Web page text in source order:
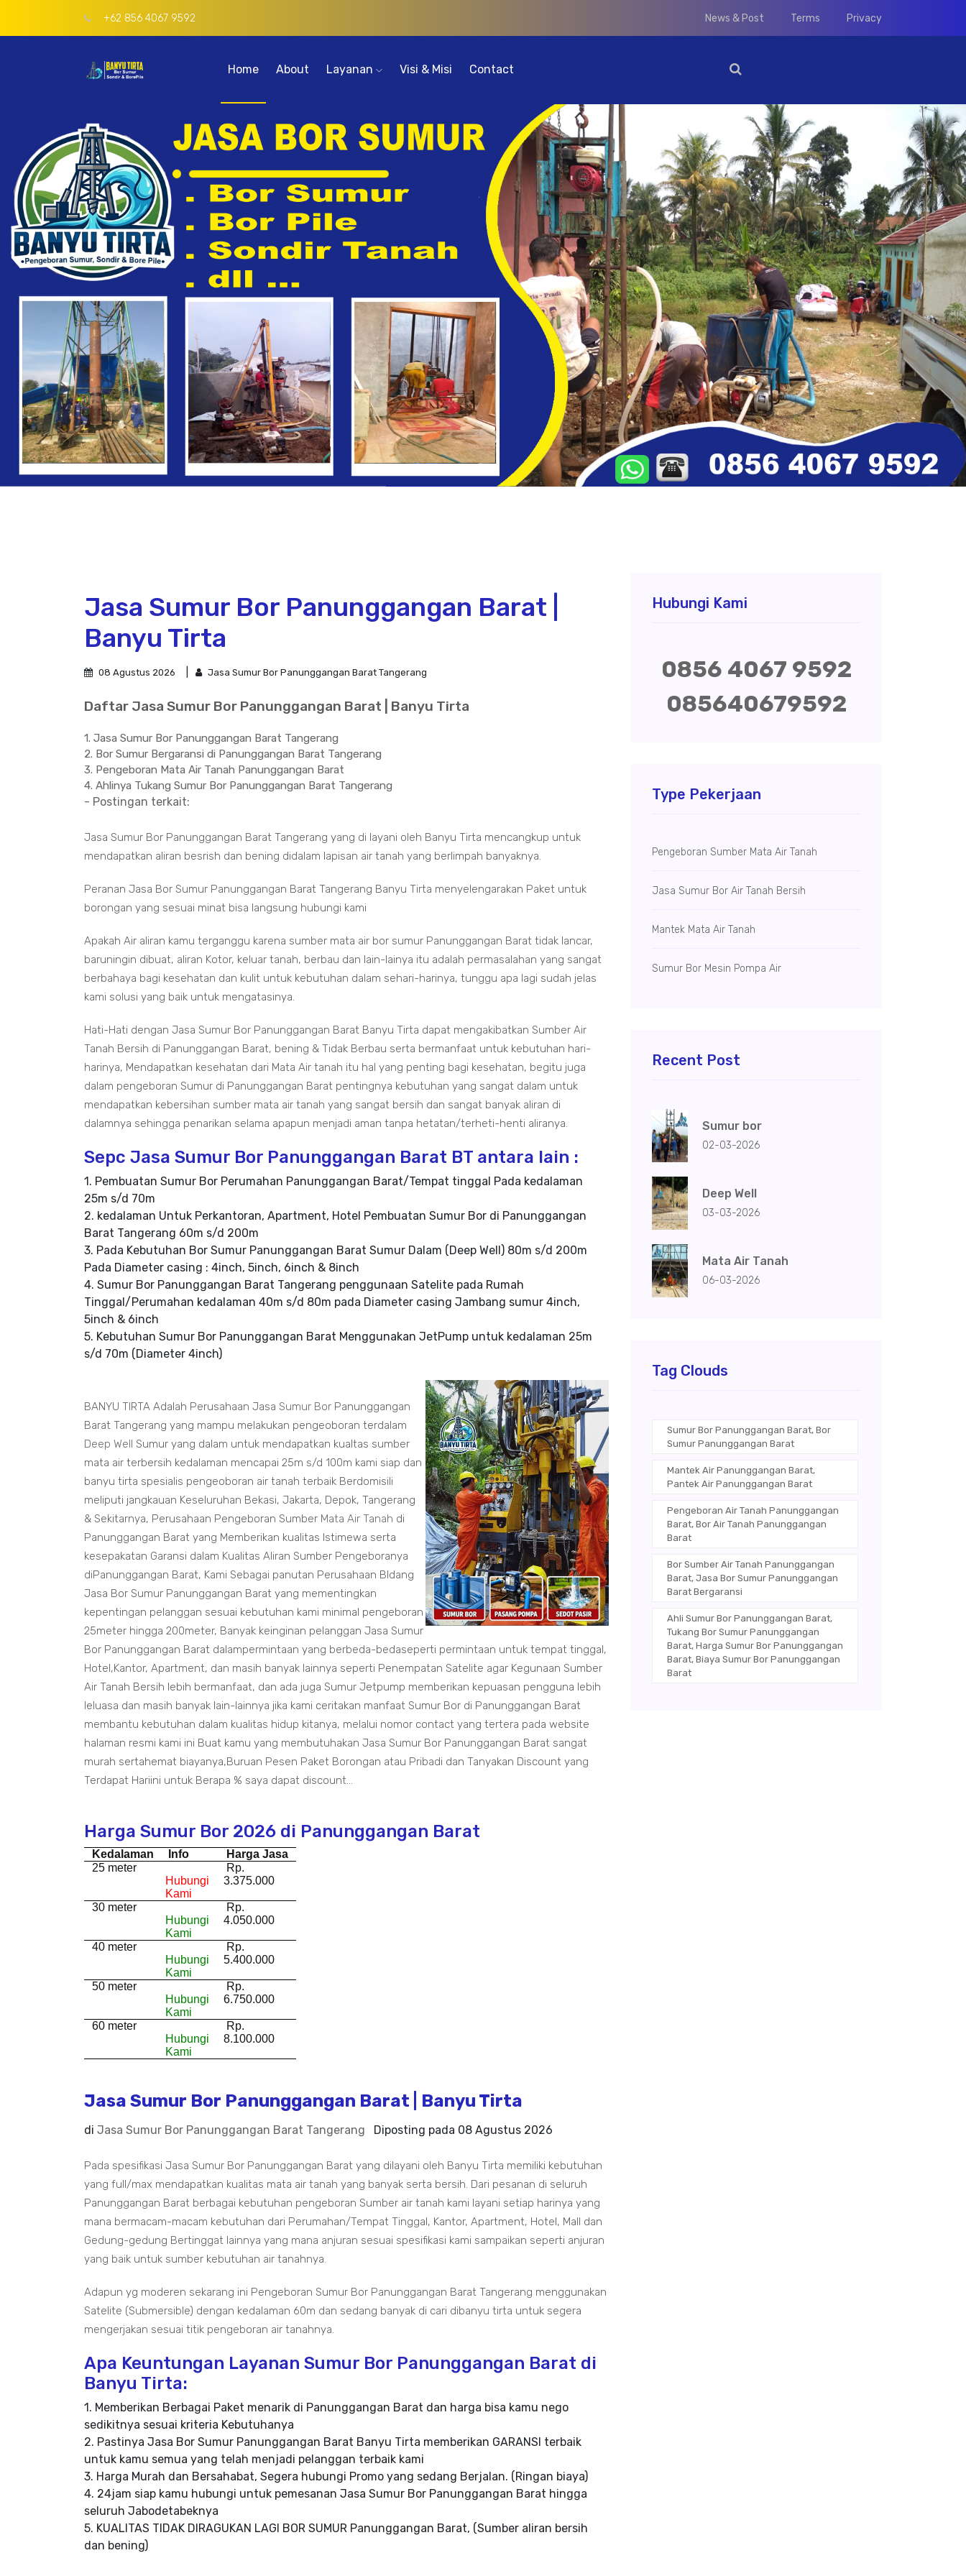
+62 856 4067 9592 News & Post Terms Privacy
Home About Layanan Visi & Misi Contact
Jasa Sumur Bor Panunggangan Barat |
Banyu Tirta
08 Agustus 2026 Jasa Sumur Bor Panunggangan Barat Tangerang
Daftar Jasa Sumur Bor Panunggangan Barat | Banyu Tirta
1. Jasa Sumur Bor Panunggangan Barat Tangerang
2. Bor Sumur Bergaransi di Panunggangan Barat Tangerang
3. Pengeboran Mata Air Tanah Panunggangan Barat
4. Ahlinya Tukang Sumur Bor Panunggangan Barat Tangerang
- Postingan terkait:
Jasa Sumur Bor Panunggangan Barat Tangerang yang di layani oleh Banyu Tirta mencangkup untuk
mendapatkan aliran besrish dan bening didalam lapisan air tanah yang berlimpah banyaknya.
Peranan Jasa Bor Sumur Panunggangan Barat Tangerang Banyu Tirta menyelengarakan Paket untuk
borongan yang sesuai minat bisa langsung hubungi kami
Apakah Air aliran kamu terganggu karena sumber mata air bor sumur Panunggangan Barat tidak lancar,
baruningin dibuat, aliran Kotor, keluar tanah, berbau dan lain-lainya itu adalah permasalahan yang sangat
berbahaya bagi kesehatan dan kulit untuk kebutuhan dalam sehari-harinya, tunggu apa lagi sudah jelas
kami solusi yang baik untuk mengatasinya.
Hati-Hati dengan Jasa Sumur Bor Panunggangan Barat Banyu Tirta dapat mengakibatkan Sumber Air
Tanah Bersih di Panunggangan Barat, bening & Tidak Berbau serta bermanfaat untuk kebutuhan hari-
harinya, Mendapatkan kesehatan dari Mata Air tanah itu hal yang penting bagi kesehatan, begitu juga
dalam pengeboran Sumur di Panunggangan Barat pentingnya kebutuhan yang sangat dalam untuk
mendapatkan kebersihan sumber mata air tanah yang sangat bersih dan sangat banyak aliran di
dalamnya sehingga penarikan selama apapun menjadi aman tanpa hetatan/terheti-henti aliranya.
Sepc Jasa Sumur Bor Panunggangan Barat BT antara lain :
1. Pembuatan Sumur Bor Perumahan Panunggangan Barat/Tempat tinggal Pada kedalaman
25m s/d 70m
2. kedalaman Untuk Perkantoran, Apartment, Hotel Pembuatan Sumur Bor di Panunggangan
Barat Tangerang 60m s/d 200m
3. Pada Kebutuhan Bor Sumur Panunggangan Barat Sumur Dalam (Deep Well) 80m s/d 200m
Pada Diameter casing : 4inch, 5inch, 6inch & 8inch
4. Sumur Bor Panunggangan Barat Tangerang penggunaan Satelite pada Rumah
Tinggal/Perumahan kedalaman 40m s/d 80m pada Diameter casing Jambang sumur 4inch,
5inch & 6inch
5. Kebutuhan Sumur Bor Panunggangan Barat Menggunakan JetPump untuk kedalaman 25m
s/d 70m (Diameter 4inch)
BANYU TIRTA Adalah Perusahaan Jasa Sumur Bor Panunggangan
Barat Tangerang yang mampu melakukan pengeoboran terdalam
Deep Well Sumur yang dalam untuk mendapatkan kualtas sumber
mata air terbersih kedalaman mencapai 25m s/d 100m kami siap dan
banyu tirta spesialis pengeoboran air tanah terbaik Berdomisili
meliputi jangkauan Keseluruhan Bekasi, Jakarta, Depok, Tangerang
& Sekitarnya, Perusahaan Pengeboran Sumber Mata Air Tanah di
Panunggangan Barat yang Memberikan kualitas Istimewa serta
kesepakatan Garansi dalam Kualitas Aliran Sumber Pengeboranya
diPanunggangan Barat, Kami Sebagai panutan Perusahaan BIdang
Jasa Bor Sumur Panunggangan Barat yang mementingkan
kepentingan pelanggan sesuai kebutuhan kami minimal pengeboran
25meter hingga 200meter, Banyak keinginan pelanggan Jasa Sumur
Bor Panunggangan Barat dalampermintaan yang berbeda-bedaseperti permintaan untuk tempat tinggal,
Hotel,Kantor, Apartment, dan masih banyak lainnya seperti Penempatan Satelite agar Kegunaan Sumber
Air Tanah Bersih lebih bermanfaat, dan ada juga Sumur Jetpump memberikan kepuasan pengguna lebih
leluasa dan masih banyak lain-lainnya jika kami ceritakan manfaat Sumur Bor di Panunggangan Barat
membantu kebutuhan dalam kualitas hidup kitanya, melalui nomor contact yang tertera pada website
halaman resmi kami ini Buat kamu yang membutuhakan Jasa Sumur Bor Panunggangan Barat sangat
murah sertahemat biayanya,Buruan Pesen Paket Borongan atau Pribadi dan Tanyakan Discount yang
Terdapat Hariini untuk Berapa % saya dapat discount...
Harga Sumur Bor 2026 di Panunggangan Barat
Kedalaman Info
Harga Jasa
25 meter
Hubungi
Kami
Rp.
3.375.000
30 meter
Hubungi
Kami
Rp.
4.050.000
40 meter
Hubungi
Kami
Rp.
5.400.000
50 meter
Hubungi
Kami
Rp.
6.750.000
60 meter
Hubungi
Kami
Rp.
8.100.000
Jasa Sumur Bor Panunggangan Barat | Banyu Tirta
di Jasa Sumur Bor Panunggangan Barat Tangerang Diposting pada 08 Agustus 2026
Pada spesifikasi Jasa Sumur Bor Panunggangan Barat yang dilayani oleh Banyu Tirta memiliki kebutuhan
yang full/max mendapatkan kualitas mata air tanah yang banyak serta bersih. Dari pesanan di seluruh
Panunggangan Barat berbagai kebutuhan pengeboran Sumber air tanah kami layani setiap harinya yang
mana bermacam-macam kebutuhan dari Perumahan/Tempat Tinggal, Kantor, Apartment, Hotel, Mall dan
Gedung-gedung Bertinggat lainnya yang mana anjuran sesuai spesifikasi kami sampaikan seperti anjuran
yang baik untuk sumber kebutuhan air tanahnya.
Adapun yg moderen sekarang ini Pengeboran Sumur Bor Panunggangan Barat Tangerang menggunakan
Satelite (Submersible) dengan kedalaman 60m dan sedang banyak di cari dibanyu tirta untuk segera
mengerjakan sesuai titik pengeboran air tanahnya.
Apa Keuntungan Layanan Sumur Bor Panunggangan Barat di
Banyu Tirta:
1. Memberikan Berbagai Paket menarik di Panunggangan Barat dan harga bisa kamu nego
sedikitnya sesuai kriteria Kebutuhanya
2. Pastinya Jasa Bor Sumur Panunggangan Barat Banyu Tirta memberikan GARANSI terbaik
untuk kamu semua yang telah menjadi pelanggan terbaik kami
3. Harga Murah dan Bersahabat, Segera hubungi Promo yang sedang Berjalan. (Ringan biaya)
4. 24jam siap kamu hubungi untuk pemesanan Jasa Sumur Bor Panunggangan Barat hingga
seluruh Jabodetabeknya
5. KUALITAS TIDAK DIRAGUKAN LAGI BOR SUMUR Panunggangan Barat, (Sumber aliran bersih
dan bening)
Hubungi Kami
0856 4067 9592
085640679592
Type Pekerjaan
Pengeboran Sumber Mata Air Tanah
Jasa Sumur Bor Air Tanah Bersih
Mantek Mata Air Tanah
Sumur Bor Mesin Pompa Air
Recent Post
Sumur bor
02-03-2026
Deep Well
03-03-2026
Mata Air Tanah
06-03-2026
Tag Clouds
Sumur Bor Panunggangan Barat, Bor
Sumur Panunggangan Barat
Mantek Air Panunggangan Barat,
Pantek Air Panunggangan Barat
Pengeboran Air Tanah Panunggangan
Barat, Bor Air Tanah Panunggangan
Barat
Bor Sumber Air Tanah Panunggangan
Barat, Jasa Bor Sumur Panunggangan
Barat Bergaransi
Ahli Sumur Bor Panunggangan Barat,
Tukang Bor Sumur Panunggangan
Barat, Harga Sumur Bor Panunggangan
Barat, Biaya Sumur Bor Panunggangan
Barat